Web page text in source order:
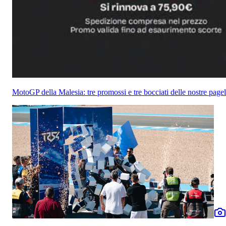
MotoGP della Malesia: tre promossi e tre bocciati delle nostre